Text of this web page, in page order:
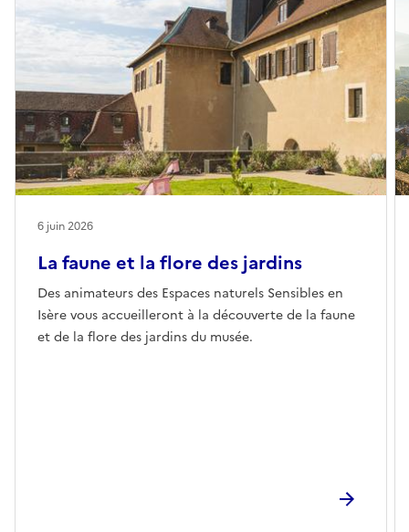
La faune et la flore des jardins
Des animateurs des Espaces naturels Sensibles en
Isère vous accueilleront à la découverte de la faune
et de la flore des jardins du musée.
6 juin 2026